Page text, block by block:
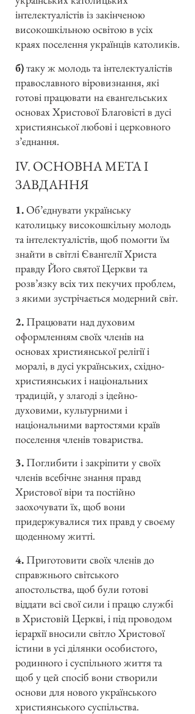
інтелектуалістів із закінченою
високошкільною освітою в усіх
краях поселення українців католиків.
б)таку ж молодь та інтелектуалістів
православного віровизнання, які
готові працювати на євангельських
основах Христової Благовісті в дусі
християнської любові і церковного
з’єднання.
IV. ОСНОВНА МЕТА І
ЗАВДАННЯ
1.Об’єднувати українську
католицьку високошкільну молодь
та інтелектуалістів, щоб помогти їм
знайти в світлі Євангелії Христа
правду Його святої Церкви та
розв’язку всіх тих пекучих проблем,
з якими зустрічається модерний світ.
2. Працювати над духовим
оформленням своїх членів на
основах християнської релігії і
моралі, в дусі українських, східно-
християнських і національних
традицій, у злагоді з ідейно-
духовими, культурними і
національними вартостями країв
поселення членів товариства.
3. Поглибити і закріпити у своїх
членів всебічне знання правд
Христової віри та постійно
заохочувати їх, щоб вони
придержувалися тих правд у своєму
щоденному житті.
4. Приготовити своїх членів до
справжнього світського
апостольства, щоб були готові
віддати всі свої сили і працю службі
в Христовій Церкві, і під проводом
ієрархії вносили світло Христової
істини в усі ділянки особистого,
родинного і суспільного життя та
щоб у цей спосіб вони створили
основи для нового українського
християнського суспільства.